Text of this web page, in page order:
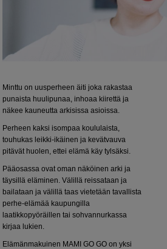
Minttu on uusperheen äiti joka rakastaa
punaista huulipunaa, inhoaa kiirettä ja
näkee kauneutta arkisissa asioissa.
Perheen kaksi isompaa koululaista,
touhukas leikki-ikäinen ja kevätvauva
pitävät huolen, ettei elämä käy tylsäksi.
Pääosassa ovat oman näköinen arki ja
täysillä eläminen. Välillä reissataan ja
bailataan ja välillä taas vietetään tavallista
perhe-elämää kaupungilla
laatikkopyöräillen tai sohvannurkassa
kirjaa lukien.
Elämänmakuinen MAMI GO GO on yksi